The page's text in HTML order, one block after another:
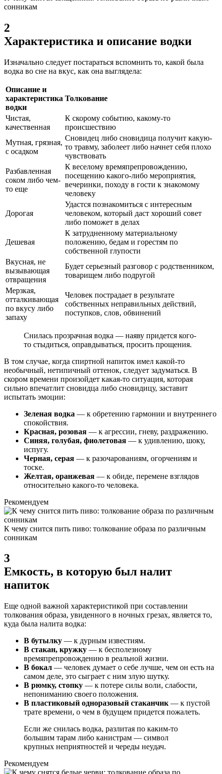
сонникам
2
Характеристика и описание водки
Изначально следует постараться вспомнить то, какой была
водка во сне на вкус, как она выглядела:
Описание и
характеристика
водки
Толкование
Чистая,
качественная
К скорому событию, какому-то
происшествию
Мутная, грязная,
с осадком
Сновидец либо сновидица получит какую-
то травму, заболеет либо начнет себя плохо
чувствовать
Разбавленная
соком либо чем-
то еще
К веселому времяпрепровождению,
посещению какого-либо мероприятия,
вечеринки, походу в гости к знакомому
человеку
Дорогая
Удастся познакомиться с интересным
человеком, который даст хороший совет
либо поможет в делах
Дешевая
К затрудненному материальному
положению, бедам и горестям по
собственной глупости
Вкусная, не
вызывающая
отвращения
Будет серьезный разговор с родственником,
товарищем либо подругой
Мерзкая,
отталкивающая
по вкусу либо
запаху
Человек пострадает в результате
собственных неправильных действий,
поступков, слов, обвинений
Снилась прозрачная водка — наяву придется кого-
то стыдиться, оправдываться, просить прощения.
В том случае, когда спиртной напиток имел какой-то
необычный, нетипичный оттенок, следует задуматься. В
скором времени произойдет какая-то ситуация, которая
сильно впечатлит сновидца либо сновидицу, заставит
испытать эмоции:
Зеленая водка — к обретению гармонии и внутреннего
спокойствия.
Красная, розовая — к агрессии, гневу, раздражению.
Синяя, голубая, фиолетовая — к удивлению, шоку,
испугу.
Черная, серая — к разочарованиям, огорчениям и
тоске.
Желтая, оранжевая — к обиде, перемене взглядов
относительно какого-то человека.
Рекомендуем
К чему снится пить пиво: толкование образа по различным
сонникам
3
Емкость, в которую был налит
напиток
Еще одной важной характеристикой при составлении
толкования образа, увиденного в ночных грезах, является то,
куда была налита водка:
В бутылку — к дурным известиям.
В стакан, кружку — к бесполезному
времяпрепровождению в реальной жизни.
В бокал — человек думает о себе лучше, чем он есть на
самом деле, это сыграет с ним злую шутку.
В рюмку, стопку — к потере силы воли, слабости,
непониманию своего положения.
В пластиковый одноразовый стаканчик — к пустой
трате времени, о чем в будущем придется пожалеть.
Если же снилась водка, разлитая по каким-то
большим тарам либо канистрам — символ
крупных неприятностей и череды неудач.
Рекомендуем